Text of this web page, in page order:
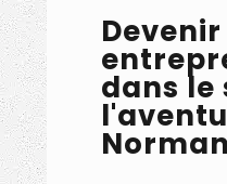
Devenir
dans le